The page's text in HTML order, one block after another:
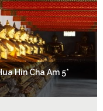
Hin Cha Am 5*